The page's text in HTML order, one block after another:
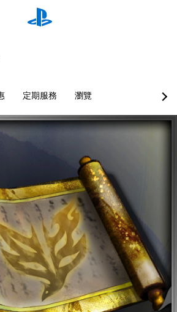
定期服務 瀏覽